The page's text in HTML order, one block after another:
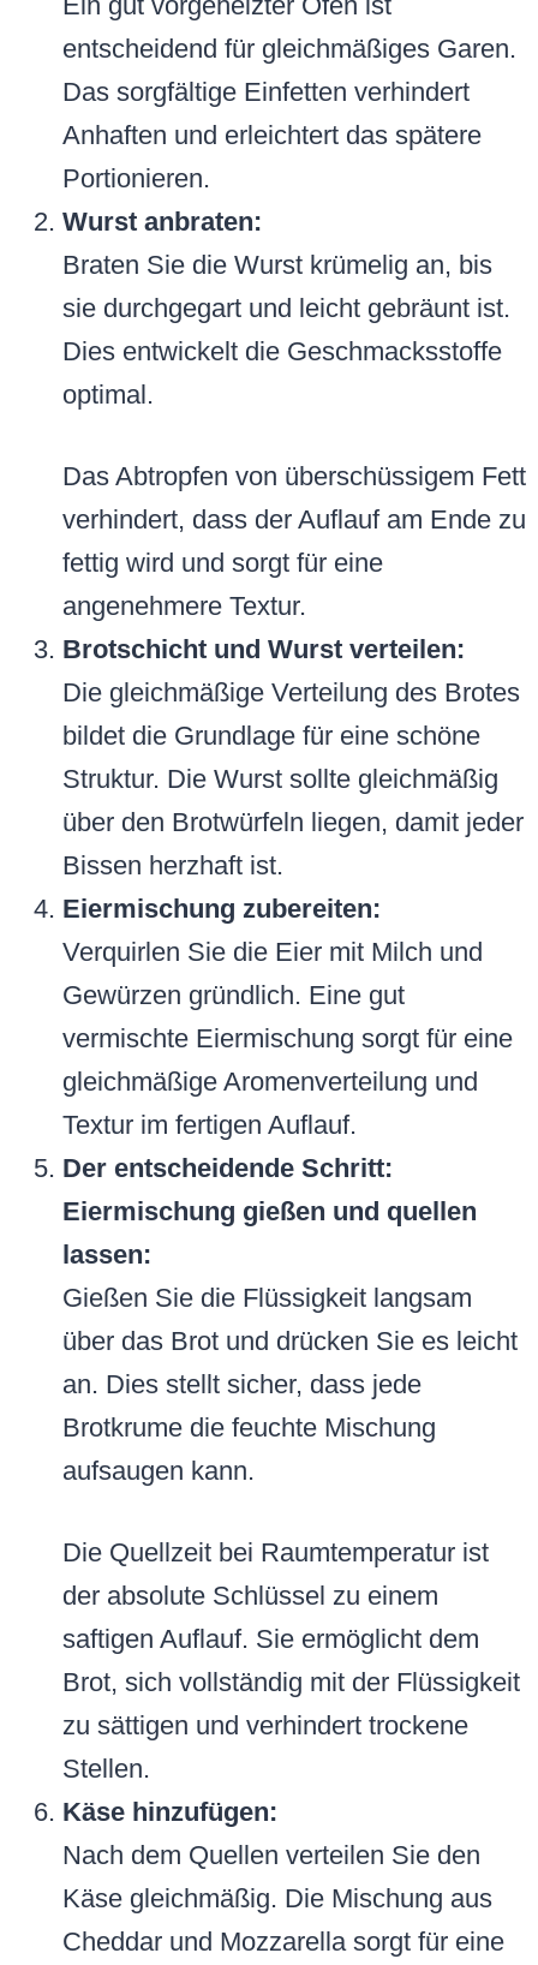
entscheidend für gleichmäßiges Garen.
Das sorgfältige Einfetten verhindert
Anhaften und erleichtert das spätere
Portionieren.
Wurst anbraten:
Braten Sie die Wurst krümelig an, bis
sie durchgegart und leicht gebräunt ist.
Dies entwickelt die Geschmacksstoffe
optimal.
Das Abtropfen von überschüssigem Fett
verhindert, dass der Auflauf am Ende zu
fettig wird und sorgt für eine
angenehmere Textur.
Brotschicht und Wurst verteilen:
Die gleichmäßige Verteilung des Brotes
bildet die Grundlage für eine schöne
Struktur. Die Wurst sollte gleichmäßig
über den Brotwürfeln liegen, damit jeder
Bissen herzhaft ist.
Eiermischung zubereiten:
Verquirlen Sie die Eier mit Milch und
Gewürzen gründlich. Eine gut
vermischte Eiermischung sorgt für eine
gleichmäßige Aromenverteilung und
Textur im fertigen Auflauf.
Der entscheidende Schritt:
Eiermischung gießen und quellen
lassen:
Gießen Sie die Flüssigkeit langsam
über das Brot und drücken Sie es leicht
an. Dies stellt sicher, dass jede
Brotkrume die feuchte Mischung
aufsaugen kann.
Die Quellzeit bei Raumtemperatur ist
der absolute Schlüssel zu einem
saftigen Auflauf. Sie ermöglicht dem
Brot, sich vollständig mit der Flüssigkeit
zu sättigen und verhindert trockene
Stellen.
Käse hinzufügen:
Nach dem Quellen verteilen Sie den
Käse gleichmäßig. Die Mischung aus
Cheddar und Mozzarella sorgt für eine